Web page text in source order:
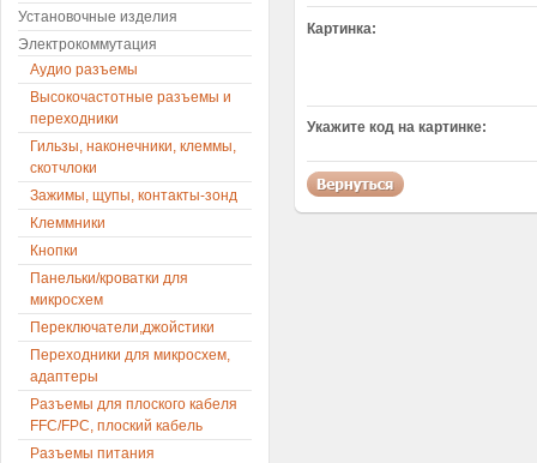
Картинка:
Укажите код на картинке:
Установочные изделия
Электрокоммутация
Аудио разъемы
Высокочастотные разъемы и
переходники
Гильзы, наконечники, клеммы,
скотчлоки
Зажимы, щупы, контакты-зонд
Клеммники
Кнопки
Панельки/кроватки для
микросхем
Переключатели,джойстики
Переходники для микросхем,
адаптеры
Разъемы для плоского кабеля
FFC/FPC, плоский кабель
Разъемы питания